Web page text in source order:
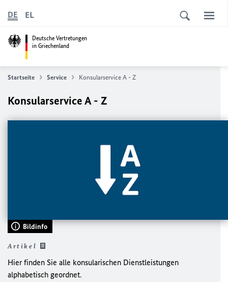
Deutsche Vertretungen
in Griechenland
DE EL
Startseite Service Konsularservice A - Z
Konsularservice A - Z
Bildinfo
Artikel
Hier finden Sie alle konsularischen Dienstleistungen
alphabetisch geordnet.